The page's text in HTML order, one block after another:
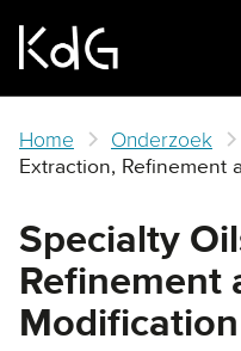
main
Home Onderzoek
Extraction, Refinement
Specialty
Refinement